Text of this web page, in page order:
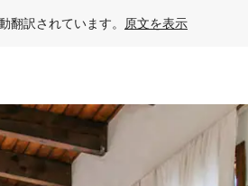
翻訳されています。 原文を表示